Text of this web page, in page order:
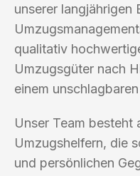
unserer langjährigen
qualitativ
Umzugsgüter nach
einem
Unser Team besteht
Umzugshelfern, die
und persönlichen